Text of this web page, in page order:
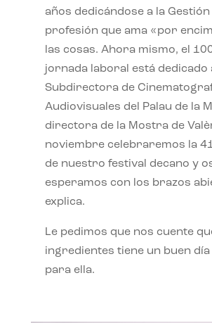
años dedicándose a la
profesión que ama «por
las cosas. Ahora mismo, el
jornada laboral está dedicado
Subdirectora de
Audiovisuales del Palau de la
directora de la Mostra de
noviembre celebraremos la
de nuestro festival decano y
esperamos con los brazos
explica.
Le pedimos que nos cuente
ingredientes tiene un buen
para ella.